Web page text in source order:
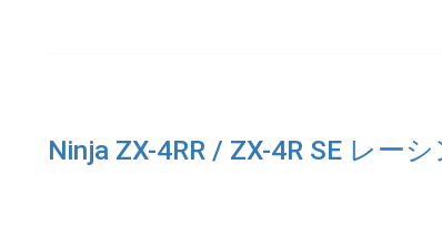
Ninja ZX-4RR / ZX-4R SE レー